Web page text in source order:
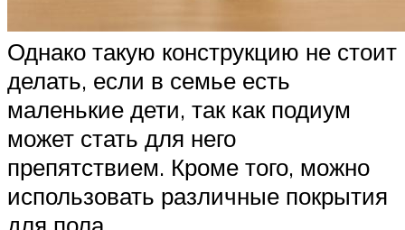
Однако такую конструкцию не стоит
делать, если в семье есть
маленькие дети, так как подиум
может стать для него
препятствием. Кроме того, можно
использовать различные покрытия